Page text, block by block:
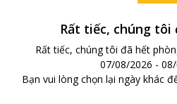
Rất tiếc, chúng tôi
Rất tiếc, chúng tôi đã hết
07/08/2026 -
Bạn vui lòng chọn lại ngày khác